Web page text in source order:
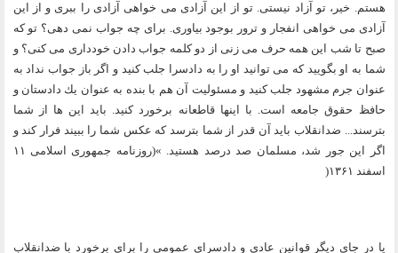
هستم. خير، تو آزاد نيستى. تو از اين آزادى مى خواهى آزادى را ببرى و از اين
آزادى مى خواهى انفجار و ترور بوجود بياورى. براى چه جواب نمى دهى؟ تو كه
صبح تا شب اين همه حرف مى زنى از دو كلمه جواب دادن خوددارى مى كنى؟ و
شما به او بگوييد كه مى توانيد او را به دادسرا جلب كنيد و اگر باز جواب نداد به
عنوان جرم مشهود جلب كنيد و مسئوليت آن هم با بنده به عنوان يك دادستان و
حافظ حقوق جامعه است. با اينها قاطعانه برخورد كنيد. بايد اين ها از شما
بترسند... ضدانقلاب بايد آن قدر از شما بترسد كه عكس شما را ببيند فرار كند و
اگر اين جور شد، مسلمان صد درصد هستيد. »(روزنامه جمهورى اسلامى ۱۱
اسفند ۱۳۶۱(
يا در جاى ديگر قوانين عادى و دادسراى عمومى را براى برخورد با ضدانقلاب